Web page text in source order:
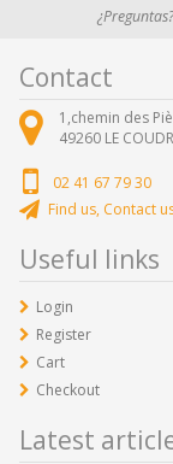
Contact
1,chemin des
49260 LE
02 41 67 79 30
Find us, Contact
Useful links
Login
Register
Cart
Checkout
Latest